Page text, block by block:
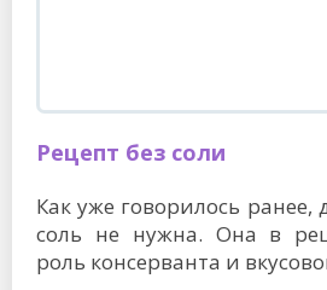
Рецепт без соли
Как уже говорилось
соль не нужна. Она в
роль консерванта и